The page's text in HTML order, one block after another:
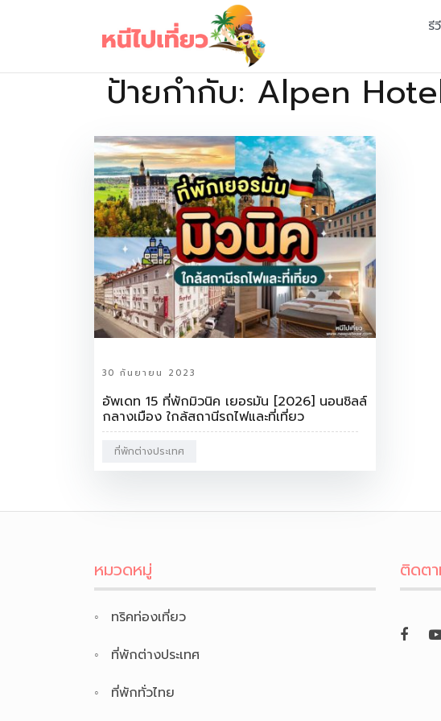
เว็บไซต์รวบรวมที่พัก ที่เที่ยว ที่กิน ไว้ในที่เดียว
รี
ป้ายกำกับ: Alpen
30 กันยายน 2023
อัพเดท 15 ที่พักมิวนิค เยอรมัน [2026] นอนชิลล์
กลางเมือง ใกล้สถานีรถไฟและที่เที่ยว
ที่พักต่างประเทศ
หมวดหมู่
ทริคท่องเที่ยว
ที่พักต่างประเทศ
ที่พักทั่วไทย
ติดต